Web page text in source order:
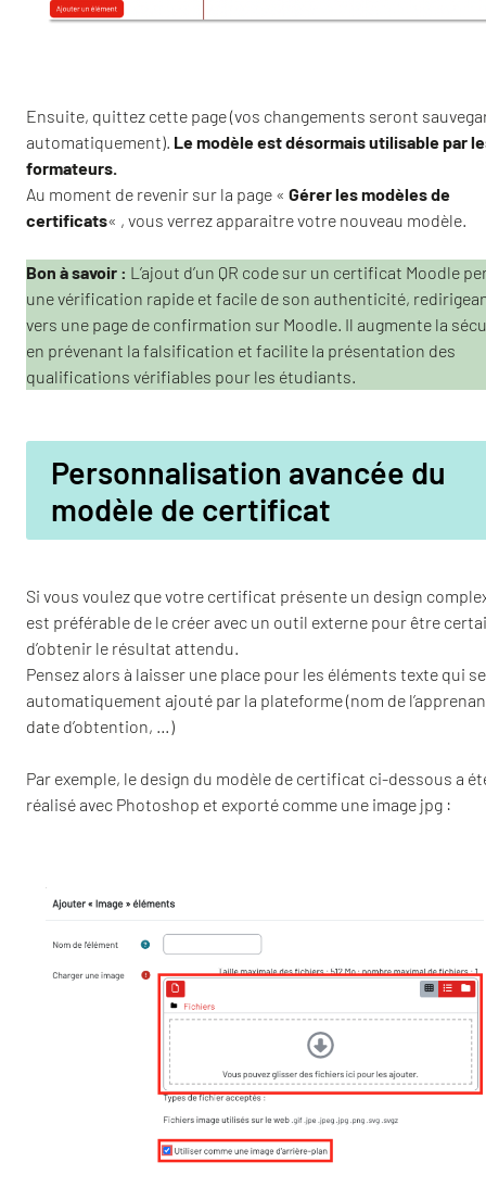
Ensuite, quittez cette page (vos changements seront
automatiquement). Le modèle est désormais utilisable par
formateurs.
Au moment de revenir sur la page « Gérer les modèles de
certificats« , vous verrez apparaitre votre nouveau modèle.
Bon à savoir : L’ajout d’un QR code sur un certificat Moodle
une vérification rapide et facile de son authenticité,
vers une page de confirmation sur Moodle. Il augmente la
en prévenant la falsification et facilite la présentation des
qualifications vérifiables pour les étudiants.
Personnalisation avancée du
modèle de certificat
Si vous voulez que votre certificat présente un design
est préférable de le créer avec un outil externe pour être
d’obtenir le résultat attendu.
Pensez alors à laisser une place pour les éléments texte qui
automatiquement ajouté par la plateforme (nom de
date d’obtention, …)
Par exemple, le design du modèle de certificat ci-dessous a
réalisé avec Photoshop et exporté comme une image jpg :